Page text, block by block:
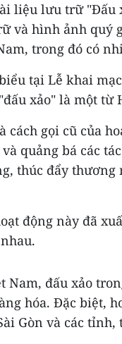
liệu lưu trữ "Đấu
và hình ảnh quý
trong đó có
tại Lễ khai
xảo" là một từ
cách gọi cũ của
quảng bá các
thúc đẩy
động này đã
Nam, đấu xảo
hóa. Đặc biệt,
Gòn và các